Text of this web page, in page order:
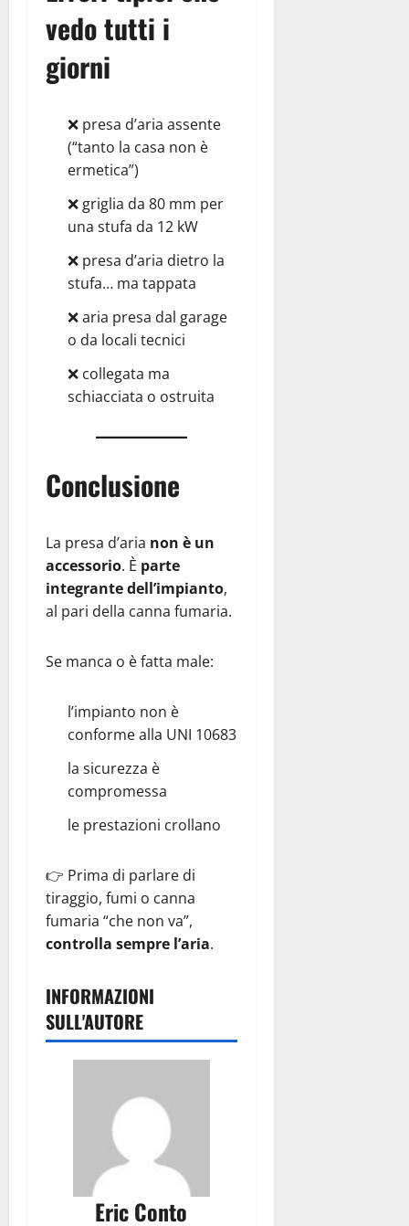
vedo tutti i
giorni
❌ presa d’aria assente
(“tanto la casa non è
ermetica”)
❌ griglia da 80 mm per
una stufa da 12 kW
❌ presa d’aria dietro la
stufa… ma tappata
❌ aria presa dal garage
o da locali tecnici
❌ collegata ma
schiacciata o ostruita
Conclusione
La presa d’aria non è un
accessorio. È parte
integrante dell’impianto,
al pari della canna fumaria.
Se manca o è fatta male:
l’impianto non è
conforme alla UNI 10683
la sicurezza è
compromessa
le prestazioni crollano
👉 Prima di parlare di
tiraggio, fumi o canna
fumaria “che non va”,
controlla sempre l’aria.
INFORMAZIONI
SULL'AUTORE
Eric Conto